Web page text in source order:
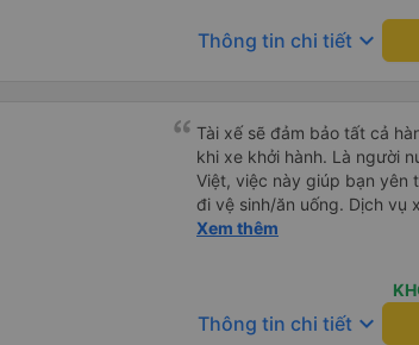
hơn, tôi góp ý nhà xe nên
lặng (tắt âm thanh điện
Tôi vẫn sẽ tiếp tục ủng hộ
Thông tin chi tiết keyboard_arrow_down
Tài xế sẽ đảm bảo tất cả
khi xe khởi hành. Là người
Việt, việc này giúp bạn yên
đi vệ sinh/ăn uống. Dịch vụ
cũng là một điểm cộng,
Xem thêm
Thông tin chi tiết keyboard_arrow_down